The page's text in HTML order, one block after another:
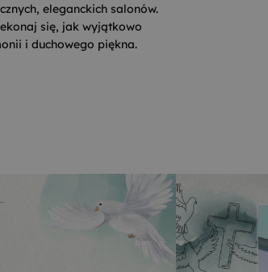
eleganckich salonów.
się, jak wyjątkowo
i duchowego piękna.